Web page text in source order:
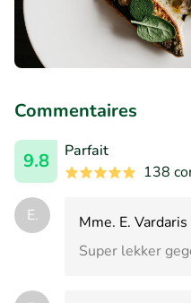
Commentaires
9.8
Parfait
138
E.
Mme. E. Vardaris
Super lekker